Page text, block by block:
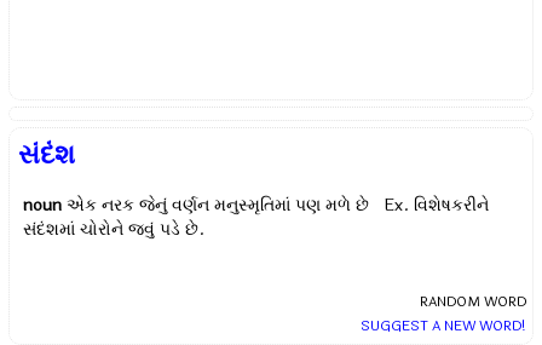
સંદંશ
noun એક નરક જેનું વર્ણન મનુસ્મૃતિમાં પણ મળે છે Ex. વિશેષકરીને
સંદંશમાં ચોરોને જવું પડે છે.
RANDOM WORD
SUGGEST A NEW WORD!